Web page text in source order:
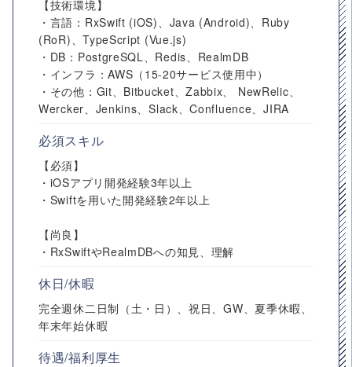
【技術環境】
・言語：RxSwift (iOS)、Java (Android)、Ruby
(RoR)、TypeScript (Vue.js)
・DB：PostgreSQL、Redis、RealmDB
・インフラ：AWS（15-20サービス使用中）
・その他：Git、Bitbucket、Zabbix、 NewRelic、
Wercker、Jenkins、Slack、Confluence、JIRA
必須スキル
【必須】
・iOSアプリ開発経験3年以上
・Swiftを用いた開発経験2年以上
【尚良】
・RxSwiftやRealmDBへの知見、理解
休日/休暇
完全週休二日制（土・日）、祝日、GW、夏季休暇、
年末年始休暇
待遇/福利厚生